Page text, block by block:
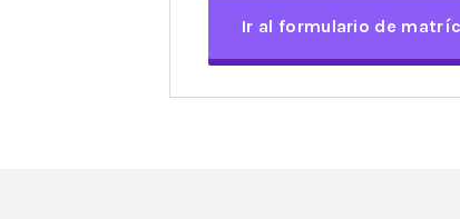
Ir al formulario de